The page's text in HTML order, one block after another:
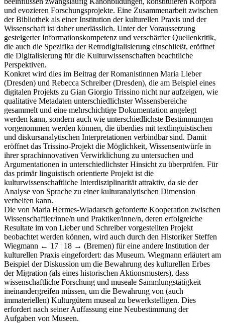
und evozieren Forschungsprojekte. Eine Zusammenarbeit zwischen
der Bibliothek als einer Institution der kulturellen Praxis und der
Wissenschaft ist daher unerlässlich. Unter der Voraussetzung
gesteigerter Informationskompetenz und verschärfter Quellenkritik,
die auch die Spezifika der Retrodigitalisierung einschließt, eröffnet
die Digitalisierung für die Kulturwissenschaften beachtliche
Perspektiven.
Konkret wird dies im Beitrag der Romanistinnen Maria Lieber
(Dresden) und Rebecca Schreiber (Dresden), die am Beispiel eines
digitalen Projekts zu Gian Giorgio Trissino nicht nur aufzeigen, wie
qualitative Metadaten unterschiedlichster Wissensbereiche
gesammelt und eine mehrschichtige Dokumentation angelegt
werden kann, sondern auch wie unterschiedlichste Bestimmungen
vorgenommen werden können, die überdies mit textlinguistischen
und diskursanalytischen Interpretationen verbindbar sind. Damit
eröffnet das Trissino-Projekt die Möglichkeit, Wissensentwürfe in
ihrer sprachinnovativen Verwirklichung zu untersuchen und
Argumentationen in unterschiedlichster Hinsicht zu überprüfen. Für
das primär linguistisch orientierte Projekt ist die
kulturwissenschaftliche Interdisziplinarität attraktiv, da sie der
Analyse von Sprache zu einer kulturanalytischen Dimension
verhelfen kann.
Die von Maria Hermes-Wladarsch geforderte Kooperation zwischen
Wissenschaftler/inne/n und Praktiker/inne/n, deren erfolgreiche
Resultate im von Lieber und Schreiber vorgestellten Projekt
beobachtet werden können, wird auch durch den Historiker Steffen
Wiegmann ← 17 | 18 → (Bremen) für eine andere Institution der
kulturellen Praxis eingefordert: das Museum. Wiegmann erläutert am
Beispiel der Diskussion um die Bewahrung des kulturellen Erbes
der Migration (als eines historischen Aktionsmusters), dass
wissenschaftliche Forschung und museale Sammlungstätigkeit
ineinandergreifen müssen, um die Bewahrung von (auch
immateriellen) Kulturgütern museal zu bewerkstelligen. Dies
erfordert nach seiner Auffassung eine Neubestimmung der
Aufgaben von Museen.